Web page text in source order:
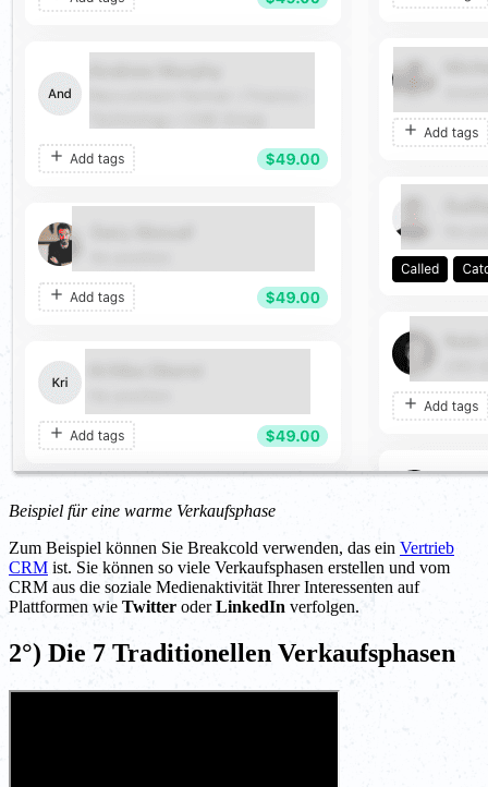
Beispiel für eine warme Verkaufsphase
Zum Beispiel können Sie Breakcold verwenden, das ein Vertrieb
CRM ist. Sie können so viele Verkaufsphasen erstellen und vom
CRM aus die soziale Medienaktivität Ihrer Interessenten auf
Plattformen wie Twitter oderLinkedIn verfolgen.
2°) Die 7 Traditionellen Verkaufsphasen